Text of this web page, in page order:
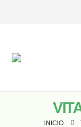
INICIO